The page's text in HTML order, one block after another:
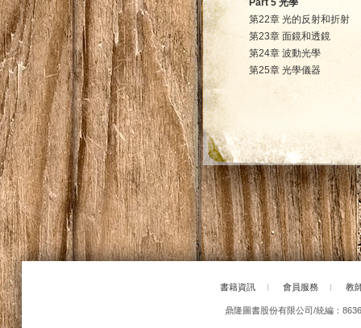
Part 5 光學
第22章 光的反射和折射
第23章 面鏡和透鏡
第24章 波動光學
第25章 光學儀器
書籍資訊 | 會員服務 | 教
鼎隆圖書股份有限公司/統編：